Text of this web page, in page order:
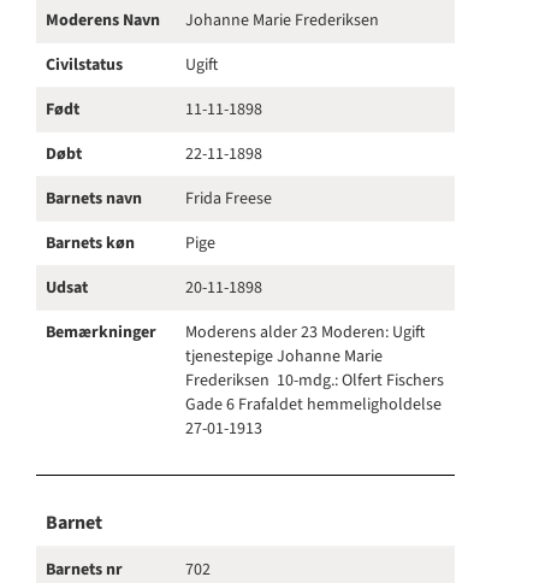
Moderens Navn
Johanne Marie Frederiksen
Civilstatus
Ugift
Født
11-11-1898
Døbt
22-11-1898
Barnets navn
Frida Freese
Barnets køn
Pige
Udsat
20-11-1898
Bemærkninger
Moderens alder 23 Moderen: Ugift
tjenestepige Johanne Marie
Frederiksen 10-mdg.: Olfert Fischers
Gade 6 Frafaldet hemmeligholdelse
27-01-1913
Barnet
Barnets nr
702